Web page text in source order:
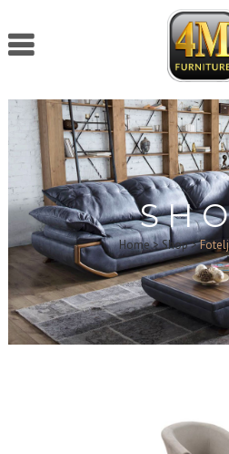
Home>Shop>